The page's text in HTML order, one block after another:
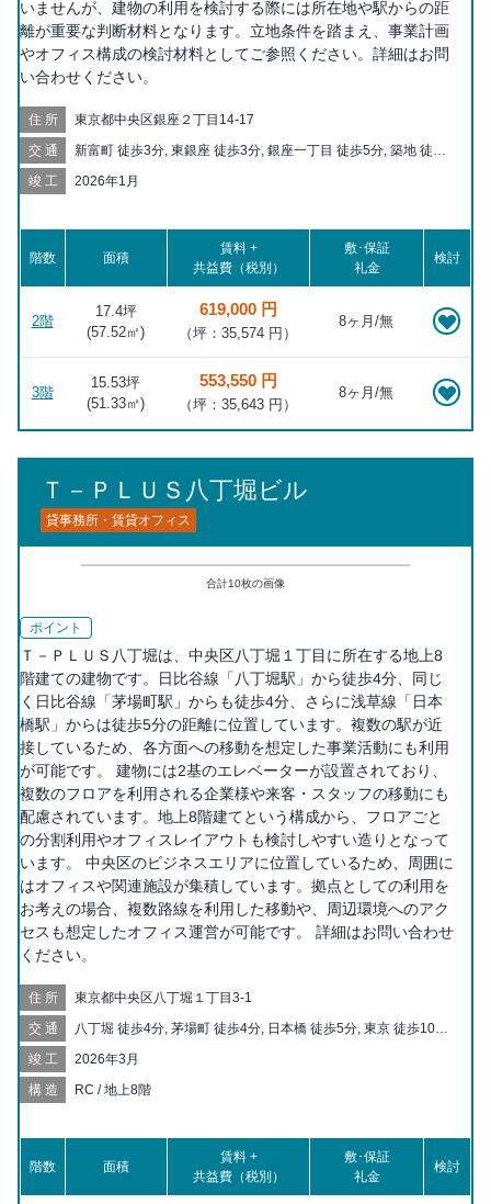
いませんが、建物の利用を検討する際には所在地や駅からの距
離が重要な判断材料となります。立地条件を踏まえ、事業計画
やオフィス構成の検討材料としてご参照ください。詳細はお問
い合わせください。
住所 東京都中央区銀座２丁目14-17
交通
新富町 徒歩3分, 東銀座 徒歩3分, 銀座一丁目 徒歩5分, 築地 徒歩6
楽町 徒歩10分, 東京 徒歩10分, 築地市場 徒歩10分, 日比谷 徒歩
歩15分, 二重橋前 徒歩16分, 内幸町 徒歩17分, 月島 徒歩18分, 大
手町 徒歩19分, 勝どき 徒歩19分, 三越前 徒歩19分, 霞ヶ関 徒歩
竣工 2026年1月
階数 面積
賃料 +
共益費（税別）
敷･保証
礼金
検討
2階
17.4坪
(57.52㎡)
619,000 円
（坪：35,574 円）
8ヶ月/無
3階
15.53坪
(51.33㎡)
553,550 円
（坪：35,643 円）
8ヶ月/無
Ｔ－ＰＬＵＳ八丁堀ビル
貸事務所・賃貸オフィス
合計10枚の画像
ポイント
Ｔ－ＰＬＵＳ八丁堀は、中央区八丁堀１丁目に所在する地上8
階建ての建物です。日比谷線「八丁堀駅」から徒歩4分、同じ
く日比谷線「茅場町駅」からも徒歩4分、さらに浅草線「日本
橋駅」からは徒歩5分の距離に位置しています。複数の駅が近
接しているため、各方面への移動を想定した事業活動にも利用
が可能です。 建物には2基のエレベーターが設置されており、
複数のフロアを利用される企業様や来客・スタッフの移動にも
配慮されています。地上8階建てという構成から、フロアごと
の分割利用やオフィスレイアウトも検討しやすい造りとなって
います。 中央区のビジネスエリアに位置しているため、周囲に
はオフィスや関連施設が集積しています。拠点としての利用を
お考えの場合、複数路線を利用した移動や、周辺環境へのアク
セスも想定したオフィス運営が可能です。 詳細はお問い合わせ
ください。
住所 東京都中央区八丁堀１丁目3-1
交通
八丁堀 徒歩4分, 茅場町 徒歩4分, 日本橋 徒歩5分, 東京 徒歩10分,
銀座一丁目 徒歩11分, 水天宮前 徒歩13分, 人形町 徒歩13分, 大手
町 徒歩13分, 築地 徒歩14分, 有楽町 徒歩14分, 銀座 徒歩15分, 東
竣工 2026年3月
構造 RC / 地上8階
階数 面積
賃料 +
共益費（税別）
敷･保証
礼金
検討